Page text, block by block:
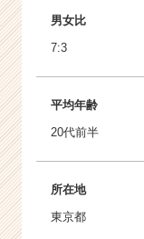
男女比
7:3
平均年齢
20代前半
所在地
東京都